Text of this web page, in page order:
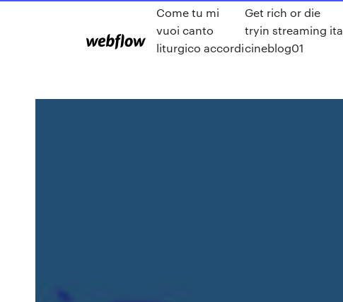
Come tu mi
vuoi canto
liturgico accordi
Get rich or die
tryin streaming ita
cineblog01